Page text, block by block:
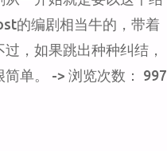
的编剧相当牛的，带着
，如果跳出种种纠结，
单。 -> 浏览次数： 997